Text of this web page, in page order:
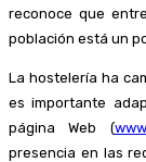
reconoce que
población está un
La hostelería ha
es importante
página Web (
presencia en las